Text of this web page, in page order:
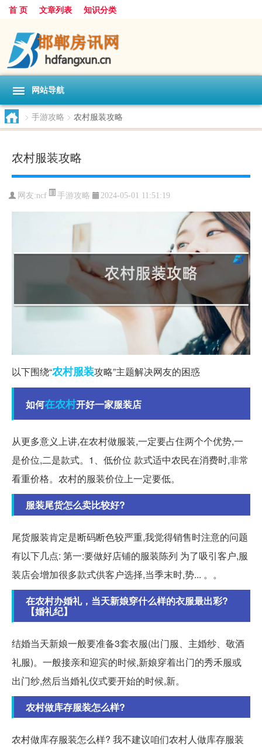
首 页 文章列表 知识分类
网站导航
> 手游攻略 > 农村服装攻略
农村服装攻略
网友:ncf 手游攻略 2024-05-01 11:51:19
以下围绕“农村服装攻略”主题解决网友的困惑
如何在农村开好一家服装店
从更多意义上讲,在农村做服装,一定要占住两个个优势,一
是价位,二是款式。1、低价位 款式适中农民在消费时,非常
看重价格。农村的服装价位上一定要低。
服装尾货怎么卖比较好?
尾货服装肯定是断码断色较严重,我觉得销售时注意的问题
有以下几点: 第一:要做好店铺的服装陈列 为了吸引客户,服
装店会增加很多款式供客户选择,当季末时,势... 。。
在农村办婚礼，当天新娘穿什么样的衣服最出彩?
【婚礼纪】
结婚当天新娘一般要准备3套衣服(出门服、主婚纱、敬酒
礼服)。一般接亲和迎宾的时候,新娘穿着出门的秀禾服或
出门纱,然后当婚礼仪式要开始的时候,新。
农村做库存服装怎么样?
农村做库存服装怎么样? 我不建议咱们农村人做库存服装